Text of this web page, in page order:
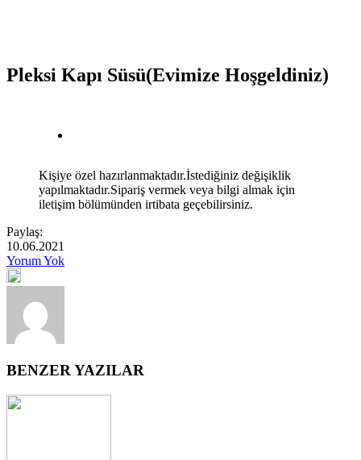
Pleksi Kapı Süsü(Evimize Hoşgeldiniz)
Kişiye özel hazırlanmaktadır.İstediğiniz değişiklik
yapılmaktadır.Sipariş vermek veya bilgi almak için
iletişim bölümünden irtibata geçebilirsiniz.
Paylaş:
10.06.2021
Yorum Yok
BENZER YAZILAR